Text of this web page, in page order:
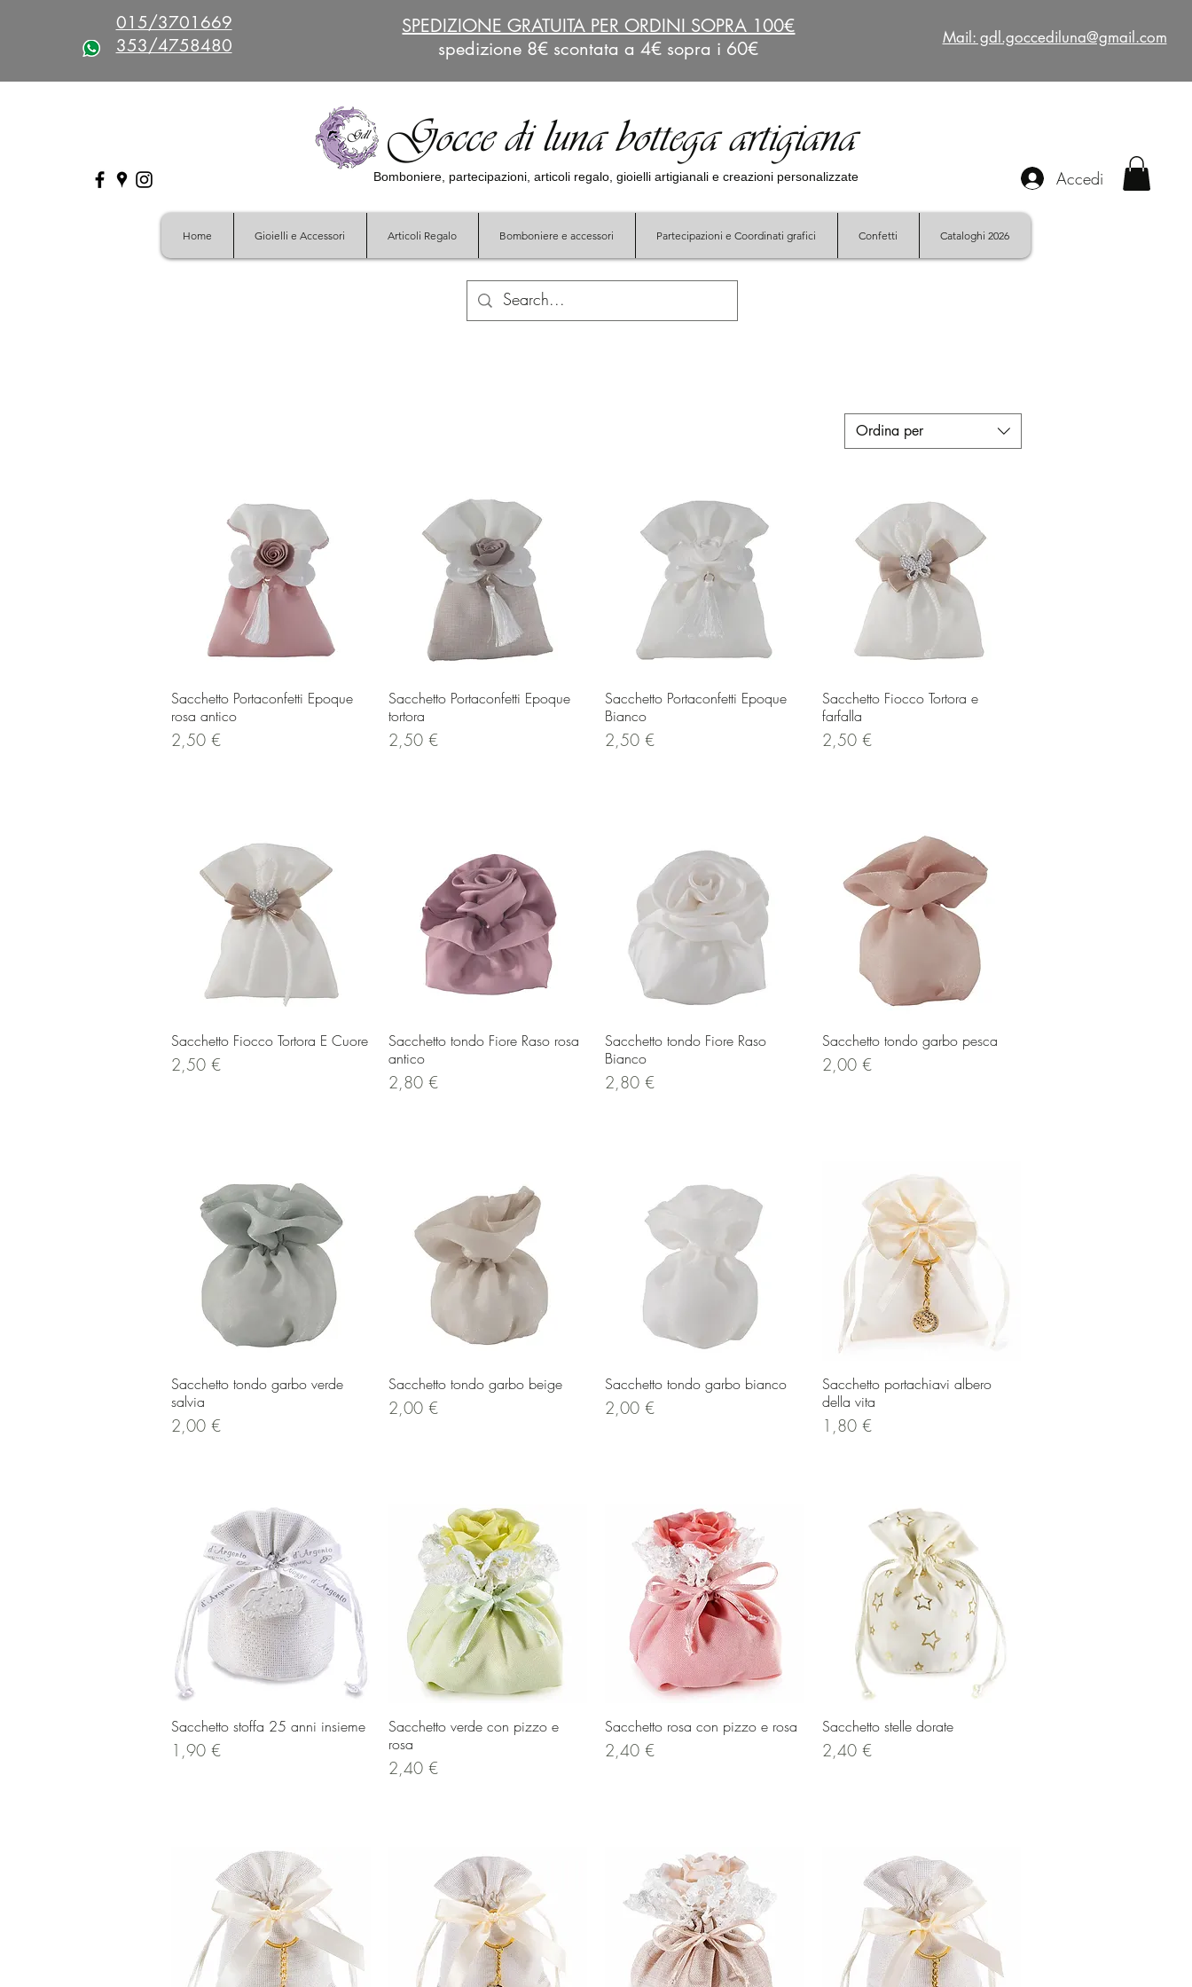
015/3701669
353/4758480
SPEDIZIONE GRATUITA PER ORDINI SOPRA 100€
spedizione 8€ scontata a 4€ sopra i 60€
Mail: gdl.goccediluna@gmail.com
Gocce di luna bottega artigiana
Bomboniere, partecipazioni, articoli regalo, gioielli artigianali e creazioni personalizzate
Home Gioielli e Accessori Articoli Regalo Bomboniere e accessori Partecipazioni e Coordinati grafici Confetti Cataloghi 2026
Accedi
Ordina per
Vista rapida
Sacchetto Portaconfetti Epoque
rosa antico
Prezzo
2,50 €
Vista rapida
Sacchetto Portaconfetti Epoque
tortora
Prezzo
2,50 €
Vista rapida
Sacchetto Portaconfetti Epoque
Bianco
Prezzo
2,50 €
Vista rapida
Sacchetto Fiocco Tortora e
farfalla
Prezzo
2,50 €
Vista rapida
Sacchetto Fiocco Tortora E Cuore
Prezzo
2,50 €
Vista rapida
Sacchetto tondo Fiore Raso rosa
antico
Prezzo
2,80 €
Vista rapida
Sacchetto tondo Fiore Raso
Bianco
Prezzo
2,80 €
Vista rapida
Sacchetto tondo garbo pesca
Prezzo
2,00 €
Vista rapida
Sacchetto tondo garbo verde
salvia
Prezzo
2,00 €
Vista rapida
Sacchetto tondo garbo beige
Prezzo
2,00 €
Vista rapida
Sacchetto tondo garbo bianco
Prezzo
2,00 €
Vista rapida
Sacchetto portachiavi albero
della vita
Prezzo
1,80 €
Vista rapida
Sacchetto stoffa 25 anni insieme
Prezzo
1,90 €
Vista rapida
Sacchetto verde con pizzo e
rosa
Prezzo
2,40 €
Vista rapida
Sacchetto rosa con pizzo e rosa
Prezzo
2,40 €
Vista rapida
Sacchetto stelle dorate
Prezzo
2,40 €